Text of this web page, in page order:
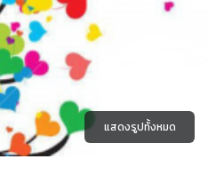
แสดงรูปทั้งหมด